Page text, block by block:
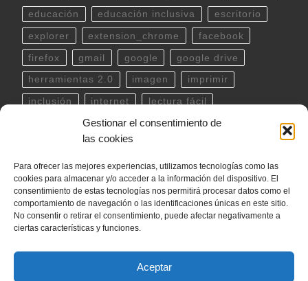
Gestionar el consentimiento de
las cookies
Para ofrecer las mejores experiencias, utilizamos tecnologías como las
cookies para almacenar y/o acceder a la información del dispositivo. El
consentimiento de estas tecnologías nos permitirá procesar datos como el
comportamiento de navegación o las identificaciones únicas en este sitio.
No consentir o retirar el consentimiento, puede afectar negativamente a
ciertas características y funciones.
Aceptar
educación educación inclusiva escritorio
explorer extension_chrome facebook
firefox gmail google google drive
herramientas 2.0 imagen imprimir
inclusión internet lectura fácil
linux musica outlook
powerpoint scratch
teclado Telegram terminal twitter
ubuntu video WhatsApp windows
word YouTube